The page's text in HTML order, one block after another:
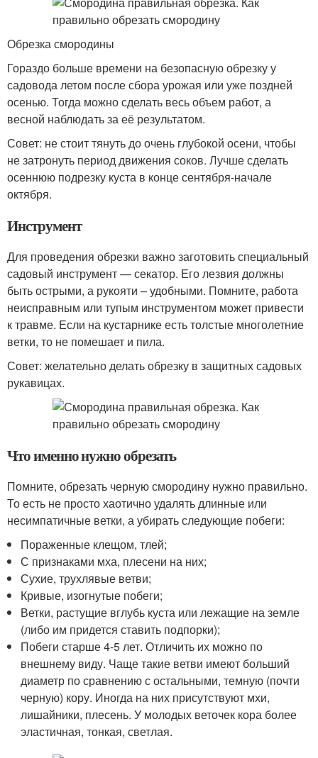
Обрезка смородины
Гораздо больше времени на безопасную обрезку у
садовода летом после сбора урожая или уже поздней
осенью. Тогда можно сделать весь объем работ, а
весной наблюдать за её результатом.
Совет: не стоит тянуть до очень глубокой осени, чтобы
не затронуть период движения соков. Лучше сделать
осеннюю подрезку куста в конце сентября-начале
октября.
Инструмент
Для проведения обрезки важно заготовить специальный
садовый инструмент — секатор. Его лезвия должны
быть острыми, а рукояти – удобными. Помните, работа
неисправным или тупым инструментом может привести
к травме. Если на кустарнике есть толстые многолетние
ветки, то не помешает и пила.
Совет: желательно делать обрезку в защитных садовых
рукавицах.
Что именно нужно обрезать
Помните, обрезать черную смородину нужно правильно.
То есть не просто хаотично удалять длинные или
несимпатичные ветки, а убирать следующие побеги:
Пораженные клещом, тлей;
С признаками мха, плесени на них;
Сухие, трухлявые ветви;
Кривые, изогнутые побеги;
Ветки, растущие вглубь куста или лежащие на земле
(либо им придется ставить подпорки);
Побеги старше 4-5 лет. Отличить их можно по
внешнему виду. Чаще такие ветви имеют больший
диаметр по сравнению с остальными, темную (почти
черную) кору. Иногда на них присутствуют мхи,
лишайники, плесень. У молодых веточек кора более
эластичная, тонкая, светлая.